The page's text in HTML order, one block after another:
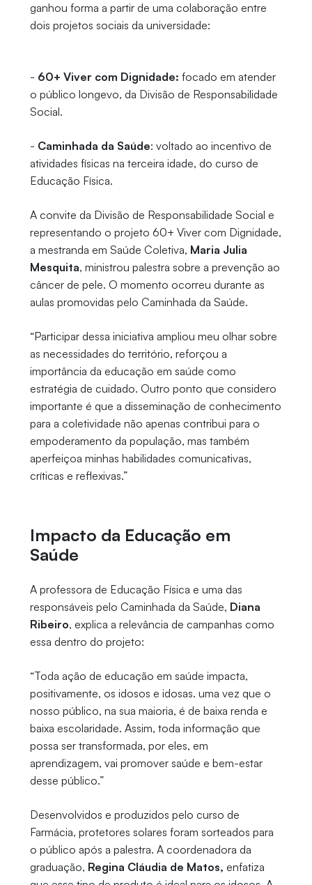
ganhou forma a partir de uma colaboração entre
dois projetos sociais da universidade:
- 60+ Viver com Dignidade: focado em atender
o público longevo, da Divisão de Responsabilidade
Social.
- Caminhada da Saúde: voltado ao incentivo de
atividades físicas na terceira idade, do curso de
Educação Física.
A convite da Divisão de Responsabilidade Social e
representando o projeto 60+ Viver com Dignidade,
a mestranda em Saúde Coletiva, Maria Julia
Mesquita, ministrou palestra sobre a prevenção ao
câncer de pele. O momento ocorreu durante as
aulas promovidas pelo Caminhada da Saúde.
“Participar dessa iniciativa ampliou meu olhar sobre
as necessidades do território, reforçou a
importância da educação em saúde como
estratégia de cuidado. Outro ponto que considero
importante é que a disseminação de conhecimento
para a coletividade não apenas contribui para o
empoderamento da população, mas também
aperfeiçoa minhas habilidades comunicativas,
críticas e reflexivas.”
Impacto da Educação em
Saúde
A professora de Educação Física e uma das
responsáveis pelo Caminhada da Saúde, Diana
Ribeiro, explica a relevância de campanhas como
essa dentro do projeto:
“Toda ação de educação em saúde impacta,
positivamente, os idosos e idosas. uma vez que o
nosso público, na sua maioria, é de baixa renda e
baixa escolaridade. Assim, toda informação que
possa ser transformada, por eles, em
aprendizagem, vai promover saúde e bem-estar
desse público.”
Desenvolvidos e produzidos pelo curso de
Farmácia, protetores solares foram sorteados para
o público após a palestra. A coordenadora da
graduação, Regina Cláudia de Matos, enfatiza